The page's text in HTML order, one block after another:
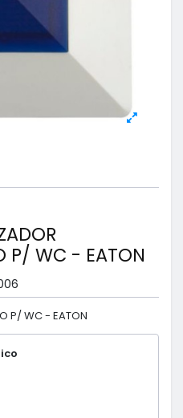
P/ WC - EATON
P/ WC - EATON